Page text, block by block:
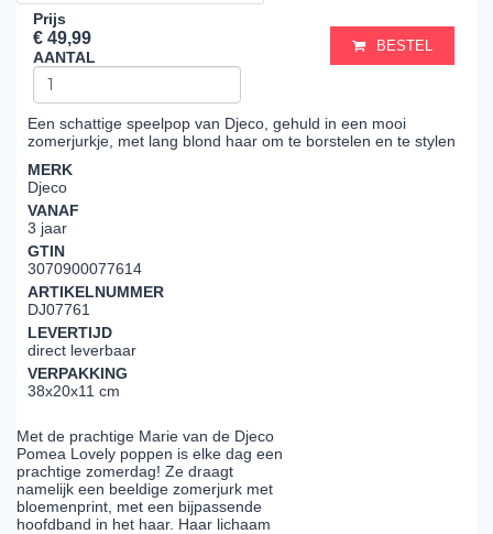
Prijs
€ 49,99
AANTAL
BESTEL
Een schattige speelpop van Djeco, gehuld in een mooi
zomerjurkje, met lang blond haar om te borstelen en te stylen
MERK
Djeco
VANAF
3 jaar
GTIN
3070900077614
ARTIKELNUMMER
DJ07761
LEVERTIJD
direct leverbaar
VERPAKKING
38x20x11 cm
Met de prachtige Marie van de Djeco
Pomea Lovely poppen is elke dag een
prachtige zomerdag! Ze draagt
namelijk een beeldige zomerjurk met
bloemenprint, met een bijpassende
hoofdband in het haar. Haar lichaam